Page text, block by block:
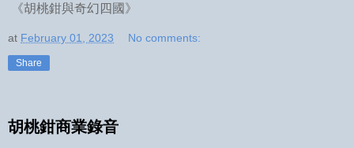
《胡桃鉗與奇幻四國》
at February 01, 2023 No comments:
Share
胡桃鉗商業錄音